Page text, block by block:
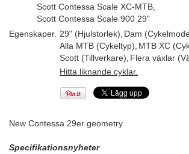
Scott Contessa Scale XC-MTB
Scott Contessa Scale 900 29"
Egenskaper. 29" (Hjulstorlek) Dam
Alla MTB (Cykeltyp) MTB XC
Scott (Tillverkare) Flera växlar
Hitta liknande cyklar.
New Contessa 29er geometry
Specifikationsnyheter